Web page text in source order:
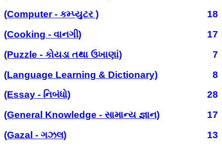
(Computer - કમ્પ્યુટર )
18
(Cooking - વાનગી)
17
(Puzzle - કોયડા તથા ઉખાણાં)
7
(Language Learning & Dictionary)
8
(Essay - નિબંધો)
28
(General Knowledge - સામાન્ય જ્ઞાન)
17
(Gazal - ગઝલ)
13